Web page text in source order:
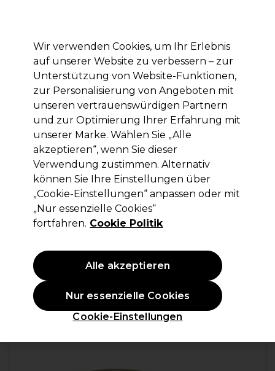
Anmelden
Marken Deals Haare Elektrogeräte Saloneinrichtung
Lieferung und Lieferzeiten
– mehr erfahren
Sibel Best Grips Metall Gerade Matt
50mm 250Stk Gold
(0)
11,35 €ohne MwSt.
(PROFI-PREIS)
13,51 €inkl. MwSt.)
ANGEBOT
Wir verwenden Cookies, um Ihr Erlebnis
auf unserer Website zu verbessern – zur
Unterstützung von Website-Funktionen,
zur Personalisierung von Angeboten mit
unseren vertrauenswürdigen Partnern
und zur Optimierung Ihrer Erfahrung mit
unserer Marke. Wählen Sie „Alle
akzeptieren“, wenn Sie dieser
Verwendung zustimmen. Alternativ
können Sie Ihre Einstellungen über
„Cookie-Einstellungen“ anpassen oder mit
„Nur essenzielle Cookies“
fortfahren. Cookie Politik
Cookie-Einstellungen
Nur essenzielle Cookies
Alle akzeptieren